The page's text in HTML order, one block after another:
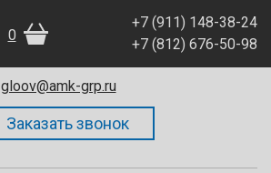
0
+7 (911) 148-38-24
+7 (812) 676-50-98
Пискарёвский проспект, д.63
офис 436, БЦ «КВАРЦ»
gloov@amk-grp.ru